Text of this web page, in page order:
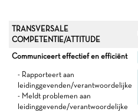
TRANSVERSALE
COMPETENTIE/ATTITUDE
Communiceert effectief en efficiënt
- Rapporteert aan
leidinggevenden/verantwoordelijke
- Meldt problemen aan
leidinggevende/verantwoordelijke